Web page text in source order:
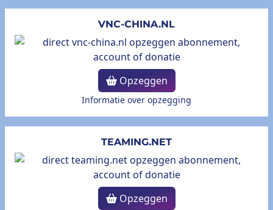
VNC-CHINA.NL
Opzeggen
Informatie over opzegging
TEAMING.NET
Opzeggen